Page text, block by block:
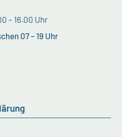
– 16.00 Uhr
07 – 19 Uhr